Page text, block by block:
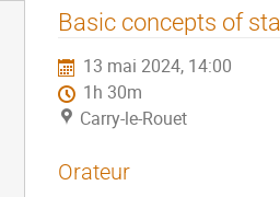
Basic concepts of
13 mai 2024, 14:00
1h 30m
Carry-le-Rouet
Orateur